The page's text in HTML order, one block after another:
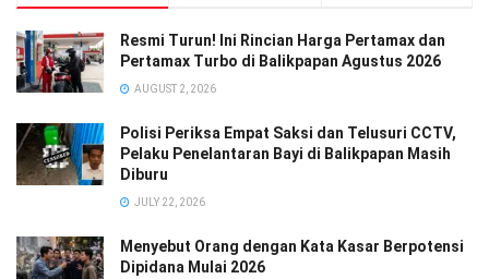
Resmi Turun! Ini Rincian Harga Pertamax dan
Pertamax Turbo di Balikpapan Agustus 2026
AUGUST 2, 2026
Polisi Periksa Empat Saksi dan Telusuri CCTV,
Pelaku Penelantaran Bayi di Balikpapan Masih
Diburu
JULY 22, 2026
Menyebut Orang dengan Kata Kasar Berpotensi
Dipidana Mulai 2026